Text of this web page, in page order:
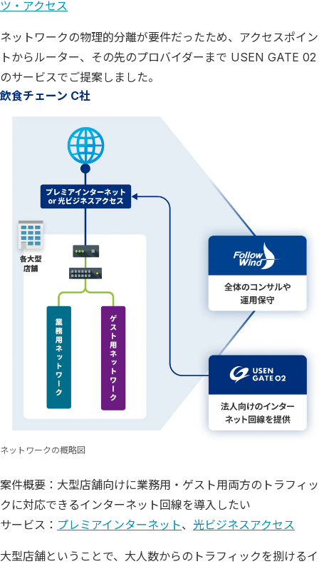
ツ・アクセス
ネットワークの物理的分離が要件だったため、アクセスポイン
トからルーター、その先のプロバイダーまで USEN GATE 02
のサービスでご提案しました。
飲食チェーン C社
ネットワークの概略図
案件概要：大型店舗向けに業務用・ゲスト用両方のトラフィッ
クに対応できるインターネット回線を導入したい
サービス： プレミアインターネット、 光ビジネスアクセス
大型店舗ということで、大人数からのトラフィックを捌けるイ